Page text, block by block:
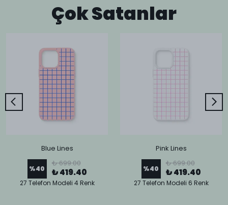
Çok Satanlar
Blue Lines
%40
₺ 699.00
₺ 419.40
27 Telefon Modeli 4 Renk
Pink Lines
%40
₺ 699.00
₺ 419.40
27 Telefon Modeli 6 Renk